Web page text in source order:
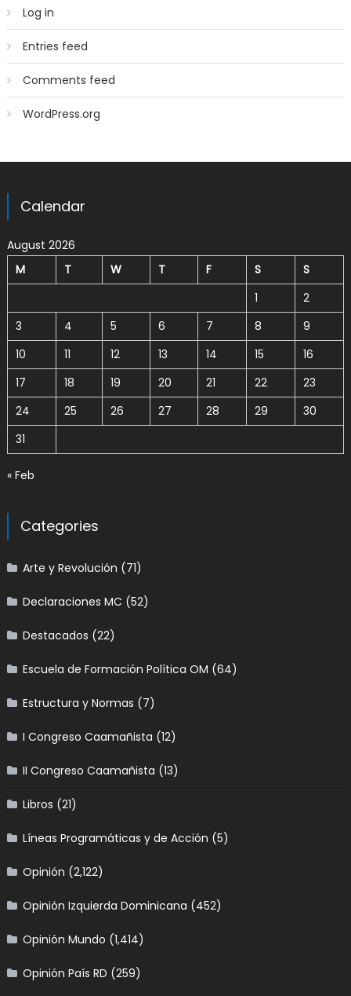
Log in
Entries feed
Comments feed
WordPress.org
Calendar
August 2026
M
T W T F S
S
1
2
3
4 5 6 7 8
9
10
11 12 13 14 15
16
17
18 19 20 21 22
23
24
25 26 27 28 29
30
31
« Feb
Categories
Arte y Revolución (71)
Declaraciones MC (52)
Destacados (22)
Escuela de Formación Política OM (64)
Estructura y Normas (7)
I Congreso Caamañista (12)
II Congreso Caamañista (13)
Libros (21)
Líneas Programáticas y de Acción (5)
Opinión (2,122)
Opinión Izquierda Dominicana (452)
Opinión Mundo (1,414)
Opinión País RD (259)